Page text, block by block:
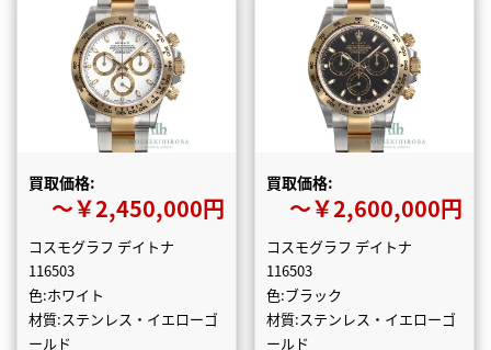
買取価格:
〜￥2,450,000円
コスモグラフ デイトナ
116503
色:ホワイト
材質:ステンレス・イエローゴ
ールド
買取価格:
〜￥2,600,000円
コスモグラフ デイトナ
116503
色:ブラック
材質:ステンレス・イエローゴ
ールド